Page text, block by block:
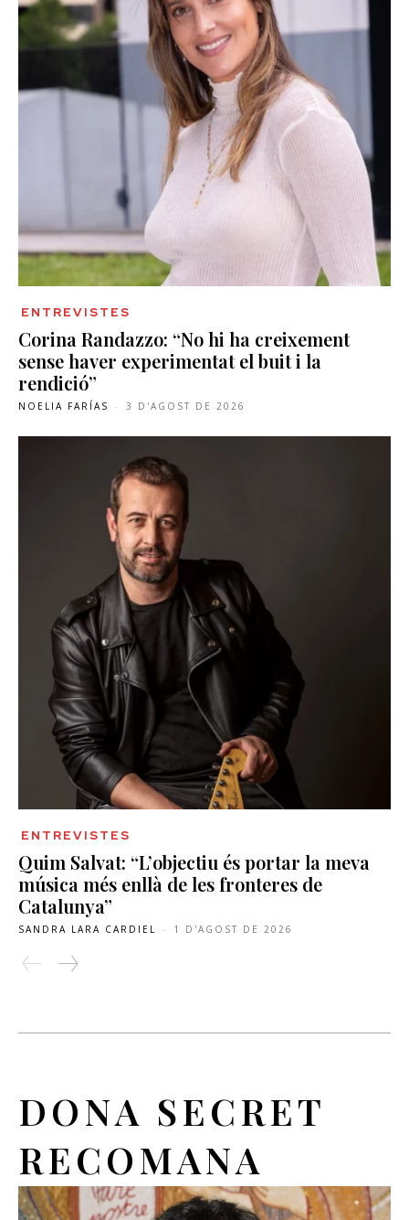
ENTREVISTES
Corina Randazzo: “No hi ha creixement
sense haver experimentat el buit i la
rendició”
NOELIA FARÍAS - 3 D'AGOST DE 2026
ENTREVISTES
Quim Salvat: “L’objectiu és portar la meva
música més enllà de les fronteres de
Catalunya”
SANDRA LARA CARDIEL - 1 D'AGOST DE 2026
DONA SECRET
RECOMANA